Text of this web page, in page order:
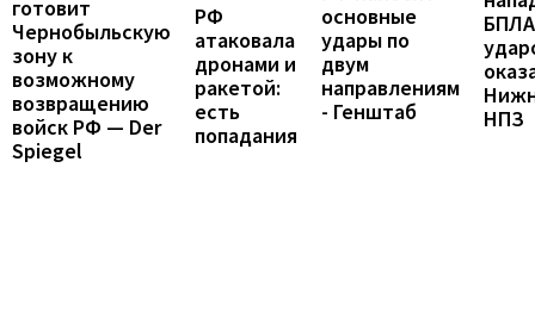
готовит
Чернобыльскую
зону к
возможному
возвращению
войск РФ — Der
Spiegel
РФ
атаковала
дронами и
ракетой:
есть
попадания
основные
удары по
двум
направлениям
- Генштаб
НПЗ